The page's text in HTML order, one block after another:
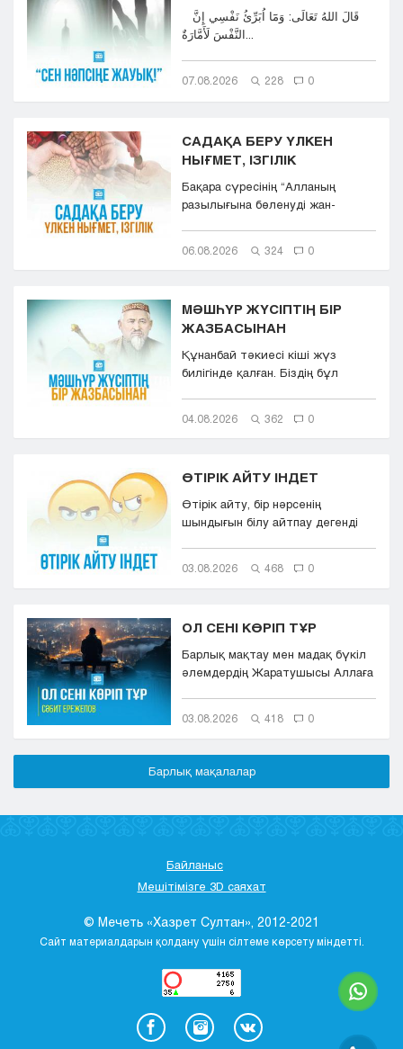
07.08.2026 228 0
САДАҚА БЕРУ ҮЛКЕН
НЫҒМЕТ, ІЗГІЛІК
Бақара сүресінің “Aлланың
разылығына бөленуді жан-
06.08.2026 324 0
МӘШҺҮР ЖҮСІПТІҢ БІР
ЖАЗБАСЫНАН
Құнанбай тәкиесі кіші жүз
билігінде қалған. Біздің бұл
04.08.2026 362 0
ӨТІРІК АЙТУ ІНДЕТ
Өтірік айту, бір нәрсенің
шындығын білу айтпау дегенді
03.08.2026 468 0
ОЛ СЕНІ КӨРІП ТҰР
Барлық мақтау мен мадақ бүкіл
әлемдердің Жаратушысы Аллаға
03.08.2026 418 0
Барлық мақалалар
Байланыс
Мешітімізге 3D саяхат
© Мечеть «Хазрет Султан», 2012-2021
Сайт материалдарын қолдану үшін сілтеме көрсету міндетті.